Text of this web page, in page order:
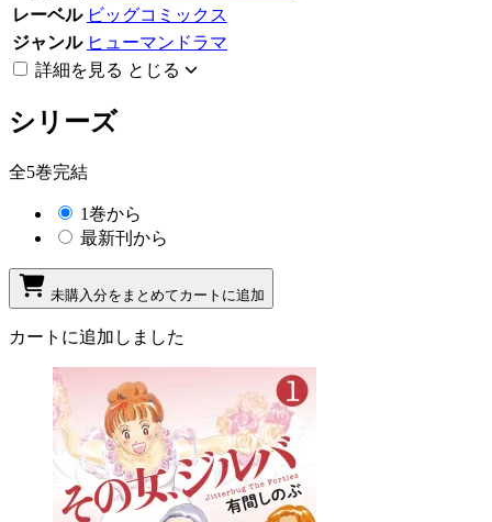
レーベル ビッグコミックス
ジャンル ヒューマンドラマ
詳細を見る とじる
シリーズ
全5巻完結
1巻から
最新刊から
未購入分をまとめてカートに追加
カートに追加しました